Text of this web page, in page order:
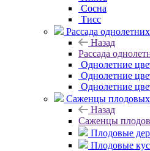
Сосна
Тисc
Рассада
Назад
Рассада
Однолетние
Однолетние
Однолетние
Саженцы плодовых
Назад
Саженцы
Плодовые
Плодовые